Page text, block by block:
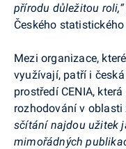
přírodu důležitou roli,“
Českého
Mezi organizace,
využívají, patří i
prostředí CENIA,
rozhodování v
sčítání najdou užitek
mimořádných